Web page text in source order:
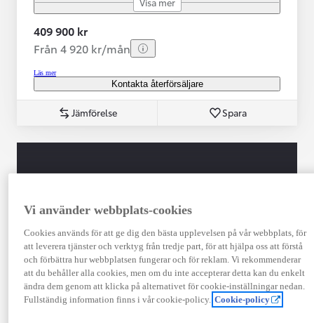
409 900 kr
Från 4 920 kr/mån
Läs mer
Kontakta återförsäljare
Jämförelse Spara
TOYOTA APPROVED
USED
Garanti upp till 10 år eller 20 000 mil – i
kombination med Toyota Relax
Vi använder webbplats-cookies
Cookies används för att ge dig den bästa upplevelsen på vår webbplats, för
att leverera tjänster och verktyg från tredje part, för att hjälpa oss att förstå
och förbättra hur webbplatsen fungerar och för reklam. Vi rekommenderar
att du behåller alla cookies, men om du inte accepterar detta kan du enkelt
ändra dem genom att klicka på alternativet för cookie-inställningar nedan.
Fullständig information finns i vår cookie-policy. Cookie-policy